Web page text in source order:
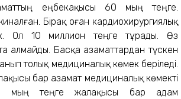
еңбекақысы 60 мың теңге.
Бірақ оған кардиохирургиялық
Ол 10 миллион теңге тұрады. Өз
алмайды. Басқа азаматтардан түскен
толық медициналық көмек беріледі.
бар азамат медициналық көмекті
мың теңге жалақысы бар адам